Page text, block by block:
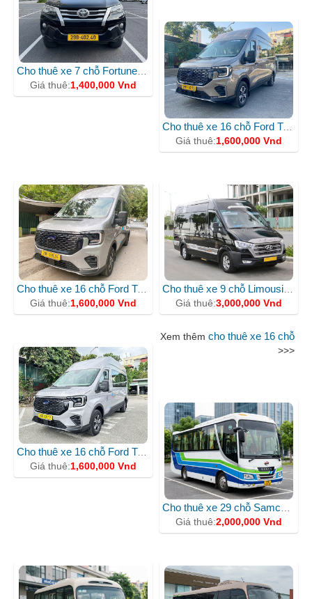
Giá thuê:1,400,000 Vnd
Cho thuê xe 16 chỗ Ford Transit BKS 29B16655
Giá thuê:1,600,000 Vnd
Cho thuê xe 16 chỗ Ford Transit đời mới
Giá thuê:1,600,000 Vnd
Giá thuê:3,000,000 Vnd
Cho thuê xe 16 chỗ Ford Transit BKS 29B16577
Giá thuê:1,600,000 Vnd
Xem thêm cho thuê xe 16 chỗ
>>>
Giá thuê:2,000,000 Vnd